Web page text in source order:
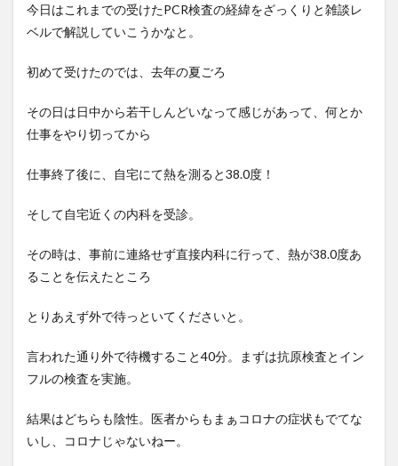
今日はこれまでの受けたPCR検査の経緯をざっくりと雑談レ
ベルで解説していこうかなと。
初めて受けたのでは、去年の夏ごろ
その日は日中から若干しんどいなって感じがあって、何とか
仕事をやり切ってから
仕事終了後に、自宅にて熱を測ると38.0度！
そして自宅近くの内科を受診。
その時は、事前に連絡せず直接内科に行って、熱が38.0度あ
ることを伝えたところ
とりあえず外で待っといてくださいと。
言われた通り外で待機すること40分。まずは抗原検査とイン
フルの検査を実施。
結果はどちらも陰性。医者からもまぁコロナの症状もでてな
いし、コロナじゃないねー。